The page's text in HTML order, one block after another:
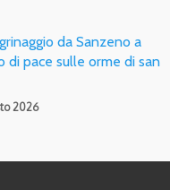
da Sanzeno a
di pace sulle orme di san
2026